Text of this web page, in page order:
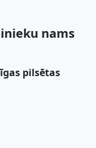
nams
pilsētas